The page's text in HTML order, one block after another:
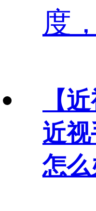
度
【
近
怎